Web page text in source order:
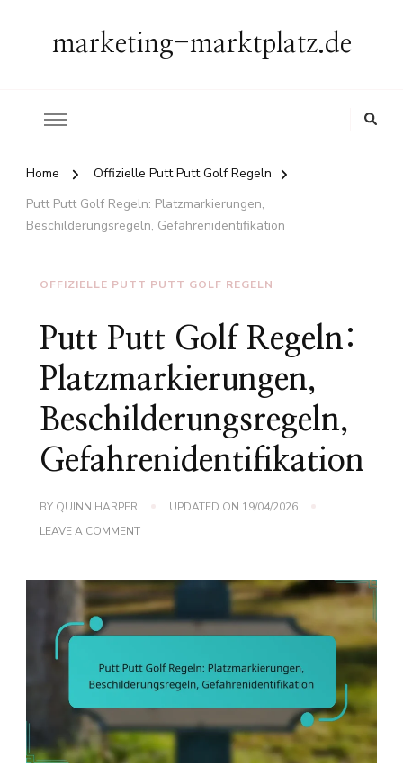
marketing-marktplatz.de
Home
Offizielle Putt Putt Golf Regeln
Putt Putt Golf Regeln: Platzmarkierungen,
Beschilderungsregeln, Gefahrenidentifikation
OFFIZIELLE PUTT PUTT GOLF REGELN
Putt Putt Golf Regeln:
Platzmarkierungen,
Beschilderungsregeln,
Gefahrenidentifikation
BY QUINN HARPER UPDATED ON 19/04/2026
LEAVE A COMMENTON
PLATZMARKIERUNGEN,
BESCHILDERUNGSREGELN,
GEFAHRENIDENTIFIKATION